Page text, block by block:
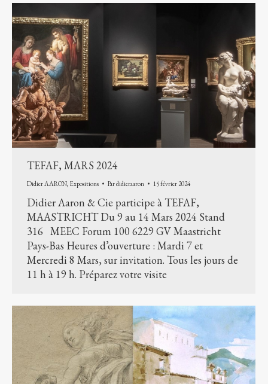
TEFAF, MARS 2024
Didier AARON Expositions Pardidieraaron 15 février 2024
Didier Aaron & Cie participe à TEFAF,
MAASTRICHT Du 9 au 14 Mars 2024 Stand
316 MEEC Forum 100 6229 GV Maastricht
Pays-Bas Heures d’ouverture : Mardi 7 et
Mercredi 8 Mars, sur invitation. Tous les jours de
11 h à 19 h. Préparez votre visite